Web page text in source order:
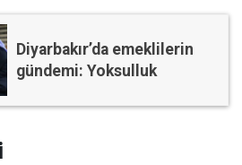
Diyarbakır’da emeklilerin
gündemi: Yoksulluk